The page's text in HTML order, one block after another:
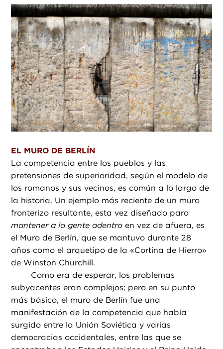
EL MURO DE BERLÍN
La competencia entre los pueblos y las
pretensiones de superioridad, según el modelo de
los romanos y sus vecinos, es común a lo largo de
la historia. Un ejemplo más reciente de un muro
fronterizo resultante, esta vez diseñado para
mantener a la gente adentro en vez de afuera, es
el Muro de Berlín, que se mantuvo durante 28
años como el arquetipo de la «Cortina de Hierro»
de Winston Churchill.
Como era de esperar, los problemas
subyacentes eran complejos; pero en su punto
más básico, el muro de Berlín fue una
manifestación de la competencia que había
surgido entre la Unión Soviética y varias
democracias occidentales, entre las que se